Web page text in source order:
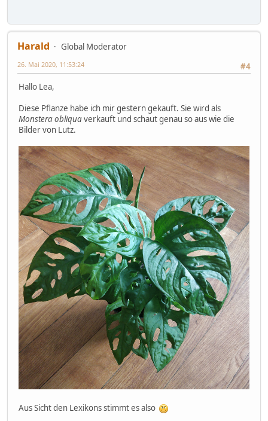
Harald
Global Moderator
#4
26. Mai 2020, 11:53:24
Hallo Lea,
Diese Pflanze habe ich mir gestern gekauft. Sie wird als
Monstera obliquaverkauft und schaut genau so aus wie die
Bilder von Lutz.
Aus Sicht den Lexikons stimmt es also